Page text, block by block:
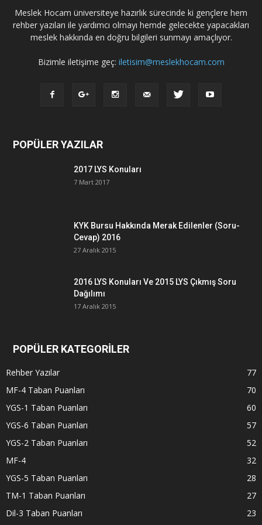
Meslek Hocam üniversiteye hazırlık sürecinde ki gençlere hem
rehber yazıları ile yardımcı olmayı hemde gelecekte yapacakları
meslek hakkında en doğru bilgileri sunmayı amaçlıyor.
Bizimle iletişime geç: iletisim@meslekhocam.com
POPÜLER YAZILAR
2017 LYS Konuları
7 Mart 2017
KYK Bursu Hakkında Merak Edilenler (Soru-
Cevap) 2016
27 Aralık 2015
2016 LYS Konuları Ve 2015 LYS Çıkmış Soru
Dağılımı
17 Aralık 2015
POPÜLER KATEGORİLER
Rehber Yazılar
77
MF-4 Taban Puanları
70
YGS-1 Taban Puanları
60
YGS-6 Taban Puanları
57
YGS-2 Taban Puanları
52
MF-4
32
YGS-5 Taban Puanları
28
TM-1 Taban Puanları
27
Dil-3 Taban Puanları
23